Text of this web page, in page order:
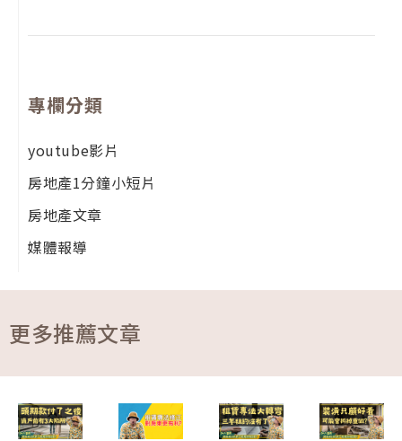
專欄分類
youtube影片
房地產1分鐘小短片
房地產文章
媒體報導
更多推薦文章